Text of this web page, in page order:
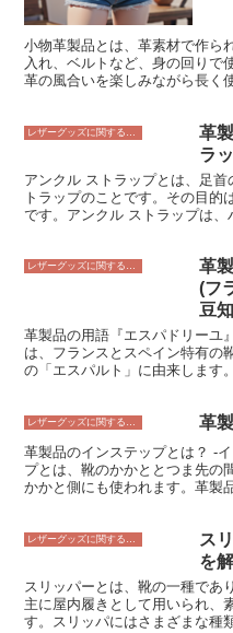
小物革製品とは、革素材で作ら
入れ、ベルトなど、身の回りで
革の風合いを楽しみながら長く
や用途に合わせて使い分けるこ
カジュアルな財布とバッグ、フ
ッグというように使い分けるこ
楽しむことができます。
革
ラ
アンクル ストラップとは、足
トラップのことです。その目的
です。アンクル ストラップは
せて選ぶことができます。
レザーグッズに関すること
革
(フ
豆
革製品の用語『エスパドリーユ』の豆知識
は、フランスとスペイン特有の
の「エスパルト」に由来します
もしれませんが、フランスやス
り、日本でも知名度が高まっています。 エスパドリ
さと通気性の良さから、夏にぴ
デザインは、どんな服装にも合
レザーグッズに関すること 革
革製品のインステップとは？ -インステップとは何か？- インステッ
プとは、靴のかかととつま先の
かかと側にも使われます。革製
材は、靴の履き心地や耐久性に
意が必要です。インステップの
てつま先を少し上げてみましょ
や痛みを感じないことが大切で
製品の場合は牛革、豚革、馬革
は特徴があるため、好みに合っ
ス
を
スリッパーとは、靴の一種であ
主に屋内履きとして用いられ、
す。スリッパにはさまざまな種